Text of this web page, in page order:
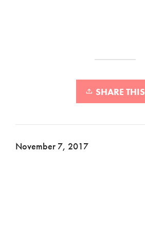
SHARE THIS
November 7, 2017